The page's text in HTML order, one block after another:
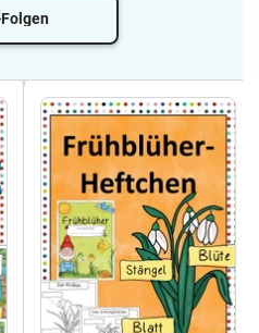
Folgen